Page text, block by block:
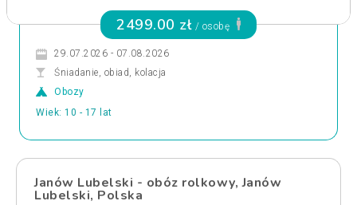
2499.00 zł / osobę
29.07.2026 - 07.08.2026
Śniadanie, obiad, kolacja
Obozy
Wiek: 10 - 17 lat
Janów Lubelski - obóz rolkowy, Janów
Lubelski, Polska